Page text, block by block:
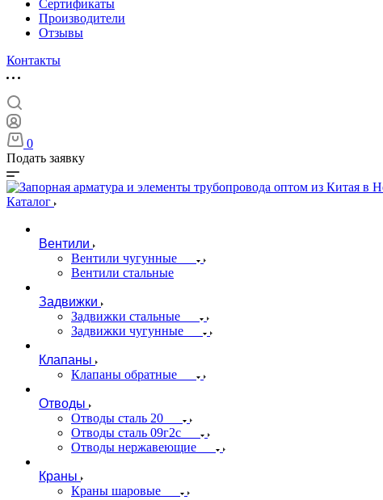
Сертификаты
Производители
Отзывы
Контакты
0
Подать заявку
Каталог
Вентили
Вентили чугунные
Вентили стальные
Задвижки
Задвижки стальные
Задвижки чугунные
Клапаны
Клапаны обратные
Отводы
Отводы сталь 20
Отводы сталь 09г2с
Отводы нержавеющие
Краны
Краны шаровые